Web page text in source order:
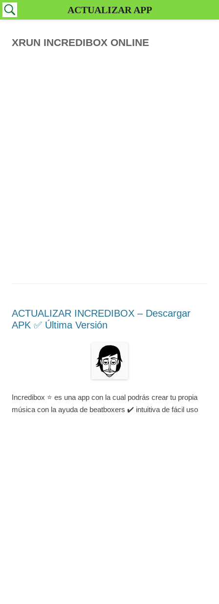
XRUN INCREDIBOX ONLINE
ACTUALIZAR INCREDIBOX – Descargar
APK ✅️ Última Versión
Incredibox ⭐ es una app con la cual podrás crear tu propia
música con la ayuda de beatboxers ✔️ intuitiva de fácil uso
ACTUALIZAR APP